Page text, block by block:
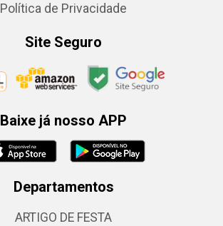
Política de Privacidade
Site Seguro
Baixe já nosso APP
Departamentos
ARTIGO DE FESTA